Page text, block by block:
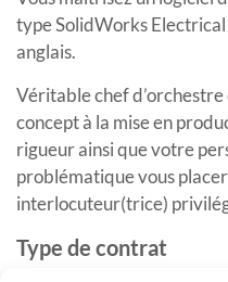
type SolidWorks
anglais.
Véritable chef
concept à la mise en
rigueur ainsi que votre
problématique vous
interlocuteur(trice)
Type de contrat